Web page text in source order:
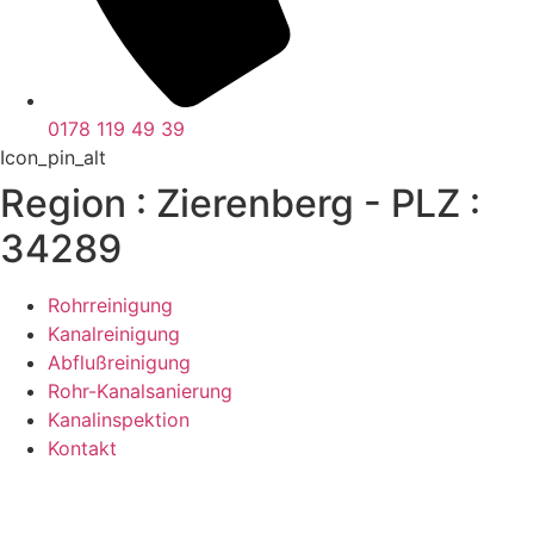
0178 119 49 39
Icon_pin_alt
Region : Zierenberg - PLZ :
34289
Rohrreinigung
Kanalreinigung
Abflußreinigung
Rohr-Kanalsanierung
Kanalinspektion
Kontakt